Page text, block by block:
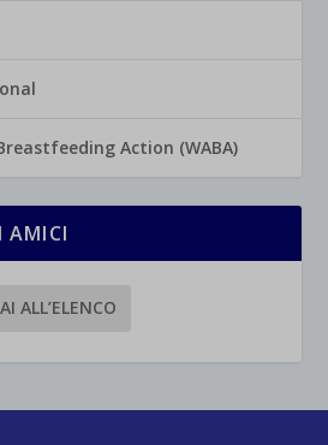
Action (WABA)
AMICI
ALL’ELENCO